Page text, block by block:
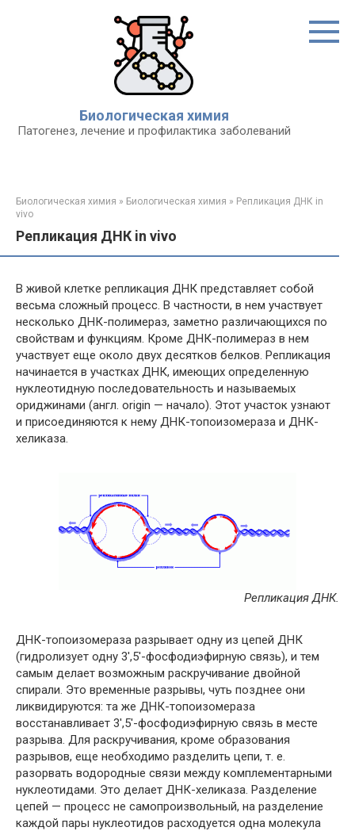
Биологическая химия
Патогенез, лечение и профилактика заболеваний
Биологическая химия » Биологическая химия » Репликация ДНК in
vivo
Репликация ДНК in vivo
В живой клетке репликация ДНК представляет собой
весьма сложный процесс. В частности, в нем участвует
несколько ДНК-полимераз, заметно различающихся по
свойствам и функциям. Кроме ДНК-полимераз в нем
участвует еще около двух десятков белков. Репликация
начинается в участках ДНК, имеющих определенную
нуклеотидную последовательность и называемых
ориджинами (англ. origin — начало). Этот участок узнают
и присоединяются к нему ДНК-топоизомераза и ДНК-
хеликаза.
Репликация ДНК.
ДНК-топоизомераза разрывает одну из цепей ДНК
(гидролизует одну 3′,5′-фосфодиэфирную связь), и тем
самым делает возможным раскручивание двойной
спирали. Это временные разрывы, чуть позднее они
ликвидируются: та же ДНК-топоизомераза
восстанавливает 3′,5′-фосфодиэфирную связь в месте
разрыва. Для раскручивания, кроме образования
разрывов, еще необходимо разделить цепи, т. е.
разорвать водородные связи между комплементарными
нуклеотидами. Это делает ДНК-хеликаза. Разделение
цепей — процесс не самопроизвольный, на разделение
каждой пары нуклеотидов расходуется одна молекула